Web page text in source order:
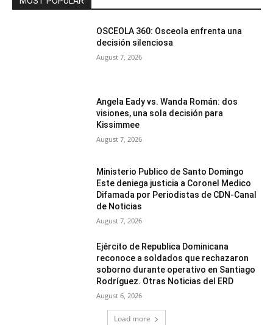
OSCEOLA 360: Osceola enfrenta una
decisión silenciosa
August 7, 2026
Angela Eady vs. Wanda Román: dos
visiones, una sola decisión para
Kissimmee
August 7, 2026
Ministerio Publico de Santo Domingo
Este deniega justicia a Coronel Medico
Difamada por Periodistas de CDN-Canal
de Noticias
August 7, 2026
Ejército de Republica Dominicana
reconoce a soldados que rechazaron
soborno durante operativo en Santiago
Rodríguez. Otras Noticias del ERD
August 6, 2026
Load more